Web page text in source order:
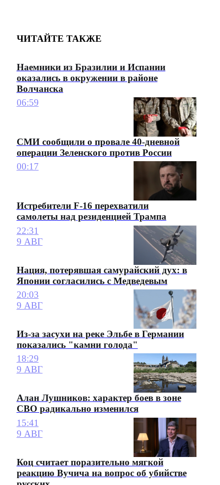
ЧИТАЙТЕ ТАКЖЕ
Наемники из Бразилии и Испании
оказались в окружении в районе
Волчанска
06:59
СМИ сообщили о провале 40-дневной
операции Зеленского против России
00:17
Истребители F-16 перехватили
самолеты над резиденцией Трампа
22:31
9 АВГ
Нация, потерявшая самурайский дух: в
Японии согласились с Медведевым
20:03
9 АВГ
Из-за засухи на реке Эльбе в Германии
показались "камни голода"
18:29
9 АВГ
Алан Лушников: характер боев в зоне
СВО радикально изменился
15:41
9 АВГ
Коц считает поразительно мягкой
реакцию Вучича на вопрос об убийстве